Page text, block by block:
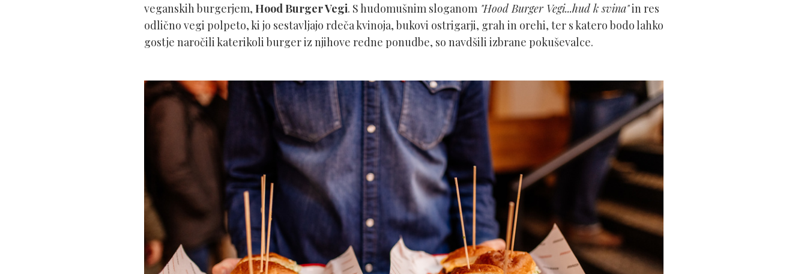
veganskih burgerjem, Hood Burger Vegi. S hudomušnim sloganom"Hood Burger Vegi...hud k svina"in res
odlično vegi polpeto, ki jo sestavljajo rdeča kvinoja, bukovi ostrigarji, grah in orehi, ter s katero bodo lahko
gostje naročili katerikoli burger iz njihove redne ponudbe, so navdšili izbrane pokuševalce.